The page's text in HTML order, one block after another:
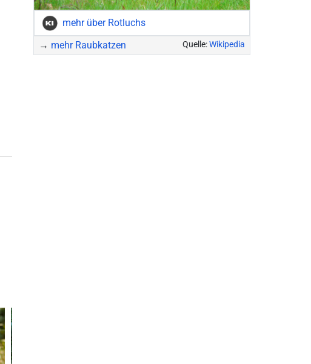
mehr über Rotluchs
→ mehr Raubkatzen Quelle:Wikipedia